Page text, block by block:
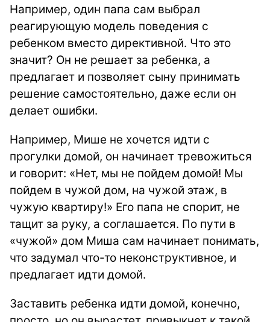
Например, один папа сам выбрал
реагирующую модель поведения с
ребенком вместо директивной. Что это
значит? Он не решает за ребенка, а
предлагает и позволяет сыну принимать
решение самостоятельно, даже если он
делает ошибки.
Например, Мише не хочется идти с
прогулки домой, он начинает тревожиться
и говорит: «Нет, мы не пойдем домой! Мы
пойдем в чужой дом, на чужой этаж, в
чужую квартиру!» Его папа не спорит, не
тащит за руку, а соглашается. По пути в
«чужой» дом Миша сам начинает понимать,
что задумал что-то неконструктивное, и
предлагает идти домой.
Заставить ребенка идти домой, конечно,